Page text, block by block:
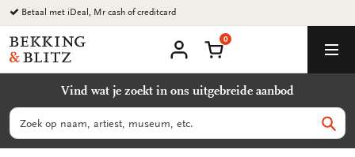
Ga
naar
content
Betaal met iDeal, Mr cash of creditcard
Bekking
&
B.V.
account
Winkelmand
0
Vind wat je zoekt in ons uitgebreide aanbod
Zoeken